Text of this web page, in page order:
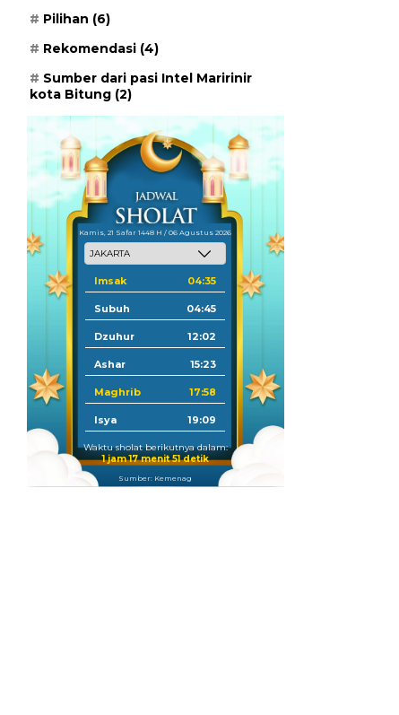
Pilihan (6)
Rekomendasi (4)
Sumber dari pasi Intel Maririnir
kota Bitung (2)
Kamis, 21 Safar 1448 H / 06 Agustus 2026
Imsak 04:35
Subuh 04:45
Dzuhur 12:02
Ashar 15:23
Maghrib 17:58
Isya 19:09
Waktu sholat berikutnya dalam:
1 jam 17 menit 50 detik
Sumber: Kemenag